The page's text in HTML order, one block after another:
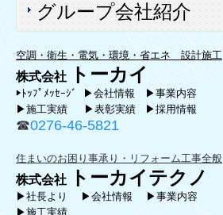
グループ会社紹介
空調・衛生・電気・環境・省エネ 設計施工
株式会社 トーカイ
▶ ﾄｯﾌﾟﾒｯｾｰｼﾞ ▶会社情報
▶事業内容
▶施工実績
▶表彰実績 ▶採用情報
☎0276-46-5821
住まいのお困り事承り・リフォーム工事全般
株式会社 トーカイテクノ
▶社長より ▶会社情報
▶事業内容
▶施工実績